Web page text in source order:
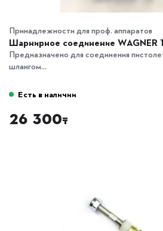
Принадлежности для проф. аппаратов
Шарнирное соединение
Предназначено для соединения
шлангом...
Есть в наличии
26 300₸